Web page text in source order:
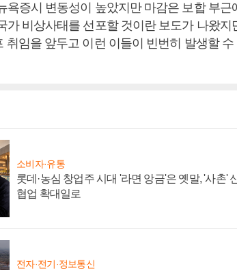
욕증시 변동성이 높았지만 마감은 보합 부근
가 비상사태를 선포할 것이란 보도가 나왔지
취임을 앞두고 이런 이들이 빈번히 발생할 수
소비자·유통
롯데·농심 창업주 시대 '라면 앙금'은 옛말, '사촌'
협업 확대일로
전자·전기·정보통신